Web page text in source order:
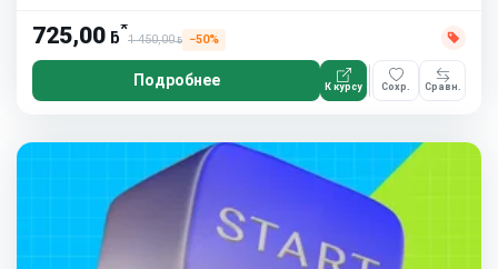
725,00 ƃ*
1 450,00ƃ −50%
Подробнее К курсу Сохр. Сравн.